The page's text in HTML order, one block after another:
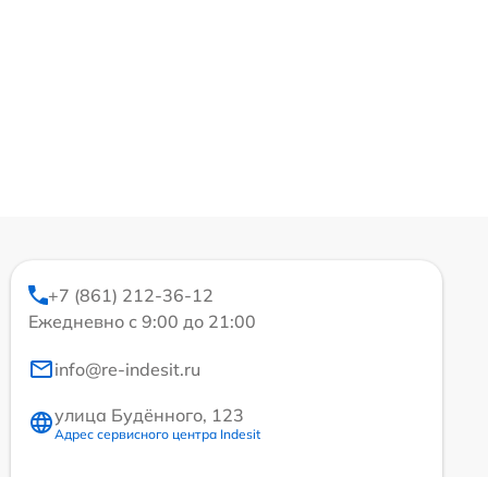
+7 (861) 212-36-12
Ежедневно с 9:00 до 21:00
info@re-indesit.ru
улица Будённого, 123
Адрес сервисного центра Indesit